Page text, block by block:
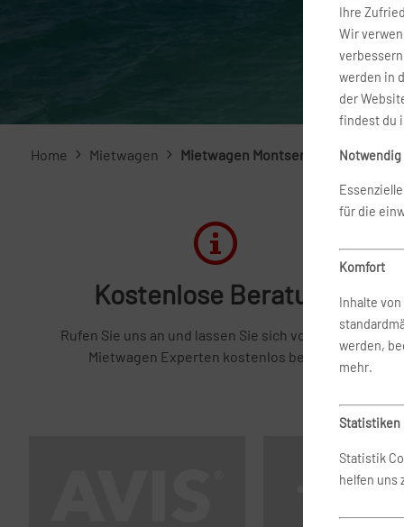
Home Mietwagen Mietwagen Montserrat
Kostenlose Beratung
Rufen Sie uns an und lassen Sie sich von unseren
Mietwagen Experten kostenlos beraten.
Ihre
Wir
werden in
der
findest du
Notwendig
für die
Komfort
Inhalte
werden,
mehr.
Statistiken
Statistik
helfen uns